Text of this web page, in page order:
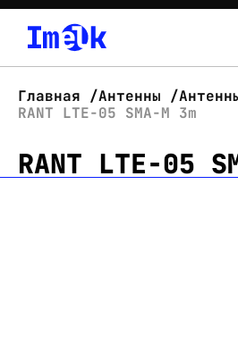
О нас
Новости
Главная Антенны
RANT LTE-05 SMA-M 3m
RANT LTE-05